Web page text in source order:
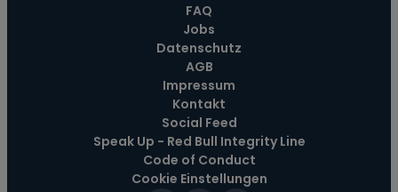
FAQ
Jobs
Datenschutz
AGB
Impressum
Kontakt
Social Feed
Speak Up - Red Bull Integrity Line
Code of Conduct
Cookie Einstellungen